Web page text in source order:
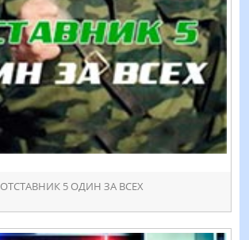
ОТСТАВНИК 5 ОДИН ЗА ВСЕХ